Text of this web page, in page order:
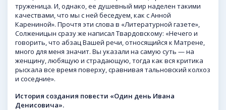
труженица. И, однако, ее душевный мир наделен такими
качествами, что мы с ней беседуем, как с Анной
Карениной». Прочтя эти слова в «Литературной газете»,
Солженицын сразу же написал Твардовскому: «Нечего и
говорить, что абзац Вашей речи, относящийся к Матрене,
много для меня значит. Вы указали на самую суть — на
женщину, любящую и страдающую, тогда как вся критика
рыскала все время поверху, сравнивая тальновский колхоз
и соседние».
История создания повести «Один день Ивана
Денисовича».